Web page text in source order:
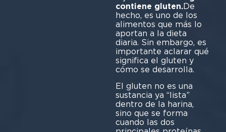
contiene gluten.De
hecho, es uno de los
alimentos que más lo
aportan a la dieta
diaria. Sin embargo, es
importante aclarar qué
significa el gluten y
cómo se desarrolla.
El gluten no es una
sustancia ya “lista”
dentro de la harina,
sino que se forma
cuando las dos